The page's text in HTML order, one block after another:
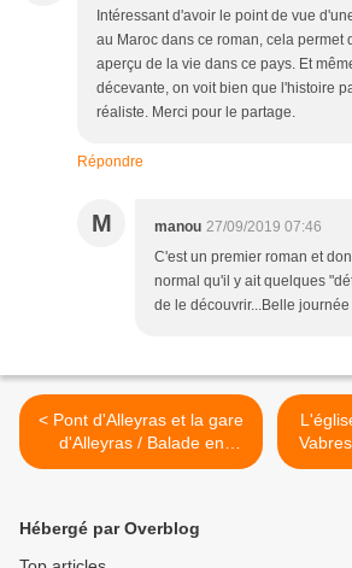
Intéressant d'avoir le point de vue
au Maroc dans ce roman, cela permet
aperçu de la vie dans ce pays. Et
décevante, on voit bien que l'histoire
réaliste. Merci pour le partage.
Répondre
M manou 27/09/2019 07:46
C'est un premier roman et
normal qu'il y ait quelques
de le découvrir...Belle journée
< Pont d'Alleyras et la gare
d'Alleyras / Balade en
Haute-Loire
Hébergé par Overblog